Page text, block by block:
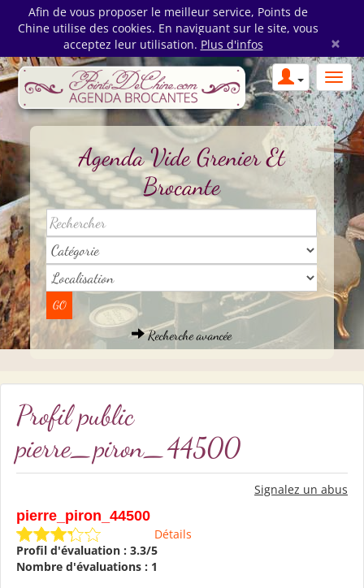
Afin de vous proposer le meilleur service, Points de
Chine utilise des cookies. En naviguant sur le site, vous
acceptez leur utilisation. Plus d'infos ×
Agenda Vide Grenier Et
Brocante
Recherche avancée
Profil public
pierre_piron_44500
Signalez un abus
pierre_piron_44500
Détails
Profil d'évaluation : 3.3/5
Nombre d'évaluations : 1